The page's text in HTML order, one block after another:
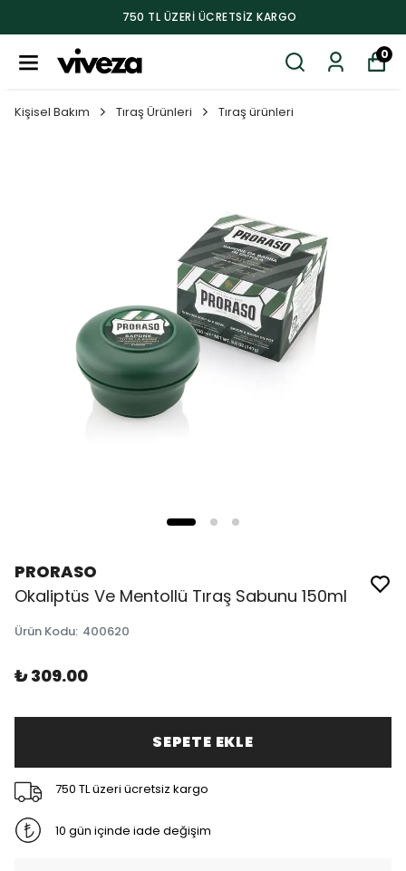
750 TL ÜZERI ÜCRETSIZ KARGO
0
Kişisel Bakım Tıraş Ürünleri Tıraş ürünleri
PRORASO
Okaliptüs Ve Mentollü Tıraş Sabunu 150ml
Ürün Kodu: 400620
₺ 309.00
SEPETE EKLE
750 TL üzeri ücretsiz kargo
10 gün içinde iade değişim